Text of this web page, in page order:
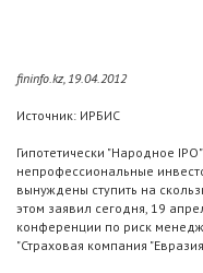
fininfo.kz, 19.04.2012
Источник: ИРБИС
Гипотетически "Народное
непрофессиональные
вынуждены ступить на
этом заявил сегодня, 19
конференции по риск
"Страховая компания